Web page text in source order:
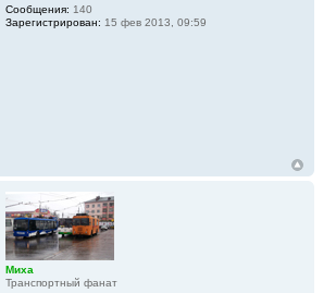
Сообщения: 140
Зарегистрирован: 15 фев 2013, 09:59
Миха
Транспортный фанат